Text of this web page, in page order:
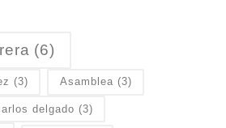
(6)
(3) Asamblea (3)
delgado (3)